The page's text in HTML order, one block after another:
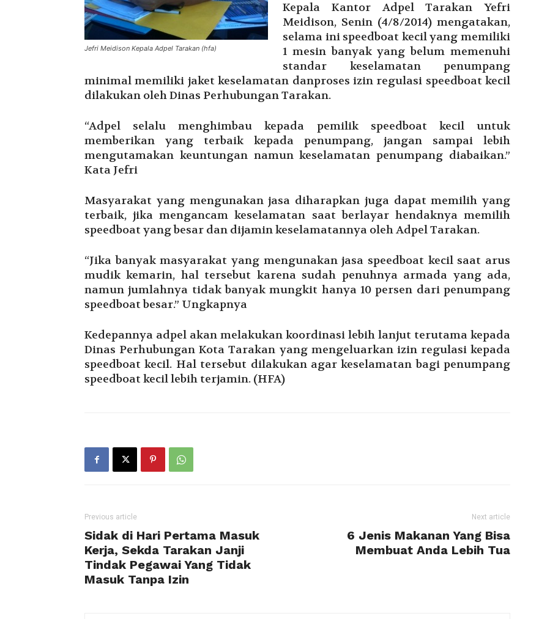
Jefri Meidison Kepala Adpel Tarakan (hfa)
Kepala Kantor Adpel Tarakan Yefri
Meidison, Senin (4/8/2014) mengatakan,
selama ini speedboat kecil yang memiliki
1 mesin banyak yang belum memenuhi
standar keselamatan penumpang
minimal memiliki jaket keselamatan danproses izin regulasi speedboat kecil
dilakukan oleh Dinas Perhubungan Tarakan.
“Adpel selalu menghimbau kepada pemilik speedboat kecil untuk
memberikan yang terbaik kepada penumpang, jangan sampai lebih
mengutamakan keuntungan namun keselamatan penumpang diabaikan.”
Kata Jefri
Masyarakat yang mengunakan jasa diharapkan juga dapat memilih yang
terbaik, jika mengancam keselamatan saat berlayar hendaknya memilih
speedboat yang besar dan dijamin keselamatannya oleh Adpel Tarakan.
“Jika banyak masyarakat yang mengunakan jasa speedboat kecil saat arus
mudik kemarin, hal tersebut karena sudah penuhnya armada yang ada,
namun jumlahnya tidak banyak mungkit hanya 10 persen dari penumpang
speedboat besar.” Ungkapnya
Kedepannya adpel akan melakukan koordinasi lebih lanjut terutama kepada
Dinas Perhubungan Kota Tarakan yang mengeluarkan izin regulasi kepada
speedboat kecil. Hal tersebut dilakukan agar keselamatan bagi penumpang
speedboat kecil lebih terjamin. (HFA)
Previous article
Sidak di Hari Pertama Masuk
Kerja, Sekda Tarakan Janji
Tindak Pegawai Yang Tidak
Masuk Tanpa Izin
Next article
6 Jenis Makanan Yang Bisa
Membuat Anda Lebih Tua